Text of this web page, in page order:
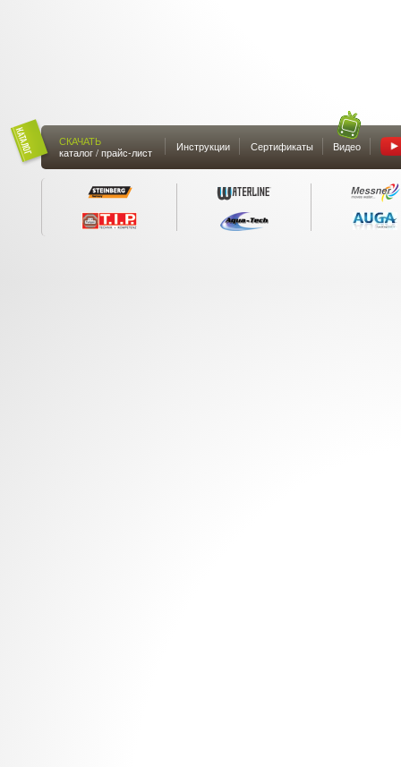
СКАЧАТЬ
каталог / прайс-лист
Инструкции Сертификаты Видео